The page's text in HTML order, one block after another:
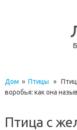
Дом » Птицы »
воробья: как она
Птица с